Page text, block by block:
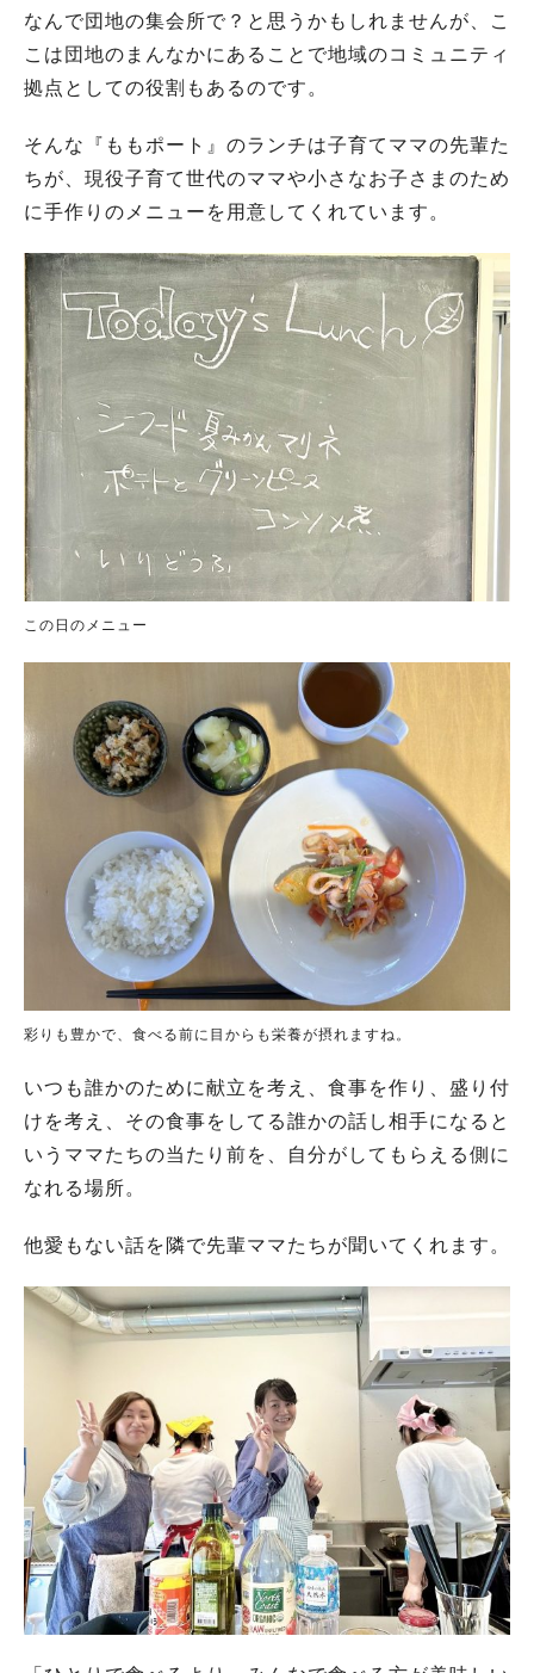
なんで団地の集会所で？と思うかもしれませんが、こ
こは団地のまんなかにあることで地域のコミュニティ
拠点としての役割もあるのです。
そんな『ももポート』のランチは子育てママの先輩た
ちが、現役子育て世代のママや小さなお子さまのため
に手作りのメニューを用意してくれています。
この日のメニュー
彩りも豊かで、食べる前に目からも栄養が摂れますね。
いつも誰かのために献立を考え、食事を作り、盛り付
けを考え、その食事をしてる誰かの話し相手になると
いうママたちの当たり前を、自分がしてもらえる側に
なれる場所。
他愛もない話を隣で先輩ママたちが聞いてくれます。